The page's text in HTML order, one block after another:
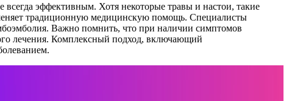
эффективным. Хотя некоторые травы и настои, такие
традиционную медицинскую помощь. Специалисты
Важно помнить, что при наличии симптомов
лечения. Комплексный подход, включающий